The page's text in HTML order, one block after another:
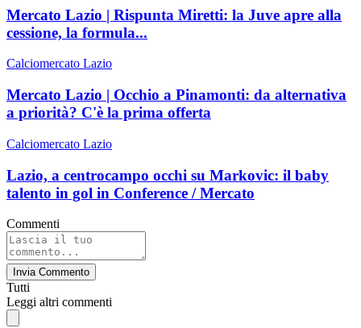
Mercato Lazio | Rispunta Miretti: la Juve apre alla
cessione, la formula...
Calciomercato Lazio
Mercato Lazio | Occhio a Pinamonti: da alternativa
a priorità? C'è la prima offerta
Calciomercato Lazio
Lazio, a centrocampo occhi su Markovic: il baby
talento in gol in Conference / Mercato
Commenti
Invia Commento
Tutti
Leggi altri commenti